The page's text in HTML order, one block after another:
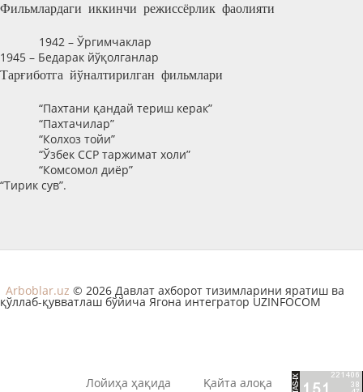
Фильмлардаги иккинчи режиссёрлик фаолияти
1942 – Ўргимчаклар
1945 – Бедарак йўқолганлар
Тарғиботга йўналтирилган фильмлари
“Пахтани қандай териш керак”
“Пахтачилар”
“Колхоз тойи”
“Ўзбек ССР таржимат холи”
“Комсомол диёр”
“Тирик сув”.
Arboblar.uz © 2026 Давлат ахборот тизимларини яратиш ва
қўллаб-қувватлаш бўйича Ягона интегратор UZINFOCOM
Лойиҳа ҳақида Қайта алоқа